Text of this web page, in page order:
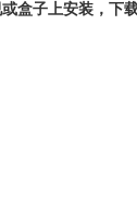
盒子上安装，下